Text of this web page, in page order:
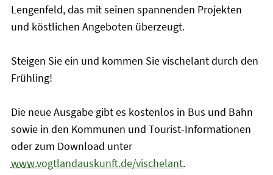
Lengenfeld, das mit seinen spannenden Projekten
und köstlichen Angeboten überzeugt.
Steigen Sie ein und kommen Sie vischelant durch den
Frühling!
Die neue Ausgabe gibt es kostenlos in Bus und Bahn
sowie in den Kommunen und Tourist-Informationen
oder zum Download unter
www.vogtlandauskunft.de/vischelant.